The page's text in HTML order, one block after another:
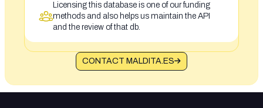
Licensing this database is one of our funding
methods and also helps us maintain the API
and the review of that db.
CONTACT MALDITA.ES